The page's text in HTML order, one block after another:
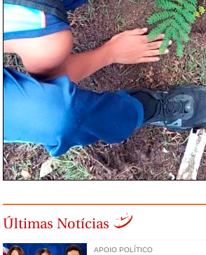
Últimas Notícias
APOIO POLÍTICO